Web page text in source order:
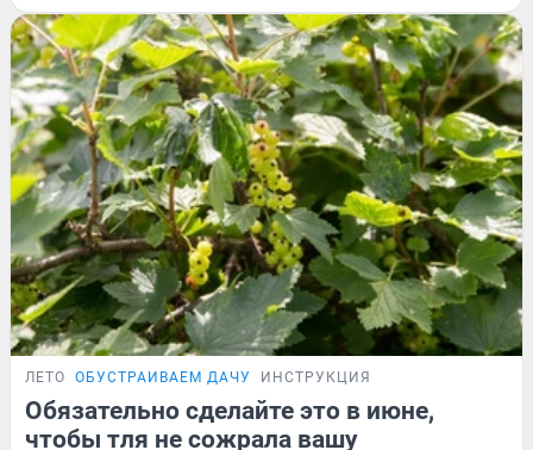
ЛЕТО ОБУСТРАИВАЕМ ДАЧУ ИНСТРУКЦИЯ
Обязательно сделайте это в июне,
чтобы тля не сожрала вашу